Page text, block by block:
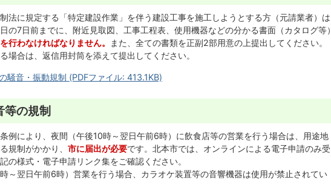
法に規定する「特定建設作業」を伴う建設工事を施工しようとする方（元請業者）は
の7日前までに、附近見取図、工事工程表、使用機器などの分かる書面（カタログ等）
行わなければなりません。
また、全ての書類を正副2部用意の上提出してください。
場合は、返信用封筒を添えて提出してください。
騒音・振動規制 (PDFファイル: 413.1KB)
等の規制
例により、夜間（午後10時～翌日午前6時）に飲食店等の営業を行う場合は、用途地
規制がかかり、 市に届出が必要です。北本市では、オンラインによる電子申請のみ受
の様式・電子申請リンク集をご確認ください。
～翌日午前6時）営業を行う場合、カラオケ装置等の音響機器は使用が禁止されてい